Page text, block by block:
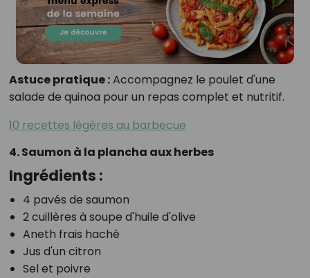
Astuce pratique :Accompagnez le poulet d'une
salade de quinoa pour un repas complet et nutritif.
10 recettes légères au barbecue
4. Saumon à la plancha aux herbes
Ingrédients :
4 pavés de saumon
2 cuillères à soupe d'huile d'olive
Aneth frais haché
Jus d'un citron
Sel et poivre